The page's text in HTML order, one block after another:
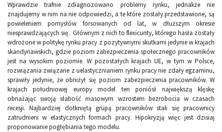
Wprawdzie trafnie zdiagnozowano problemy rynku, jednakże nie
znajdujemy w nim na nie odpowiedzi, a te które zostały przedstawione, są
powieleniem pomysłów forsowanych od lat, w dłuższym okresie
niesprawdzających się. Głównym z nich to flexicurity, którego hasła zostały
wdrożone w politykę rynku pracy z pozytywnymi skutkami jedynie w krajach
skandynawskich, gdzie poziom zabezpieczenia społecznego pracowników
jest na wysokim poziomie. W pozostałych krajach UE, w tym w Polsce,
rozwiązania związane z uelastycznianiem rynku pracy nie zdały egzaminu,
sprawiły jedynie, że obniżył się poziom zabezpieczenia pracowników. W
krajach południowej europy model ten poniósł największą klęskę
obnażając swoją słabość masowym wzrostem bezrobocia w czasach
recesji. Najbardziej dotkniętą grupą pracowników stali się pracownicy
zatrudnieni w elastycznych formach pracy. Hipokryzją więc jest dzisiaj
proponowanie pogłębiania tego modelu.